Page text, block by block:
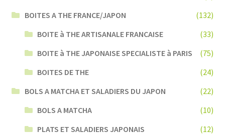
BOITES A THE FRANCE/JAPON
(132)
BOITE à THE ARTISANALE FRANCAISE
(33)
BOITE à THE JAPONAISE SPECIALISTE à PARIS
(75)
BOITES DE THE
(24)
BOLS A MATCHA ET SALADIERS DU JAPON
(22)
BOLS A MATCHA
(10)
PLATS ET SALADIERS JAPONAIS
(12)